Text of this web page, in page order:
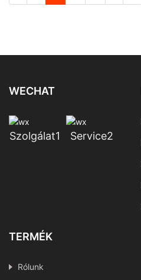
WECHAT
Szolgálat1 Service2
TERMÉK
Rólunk